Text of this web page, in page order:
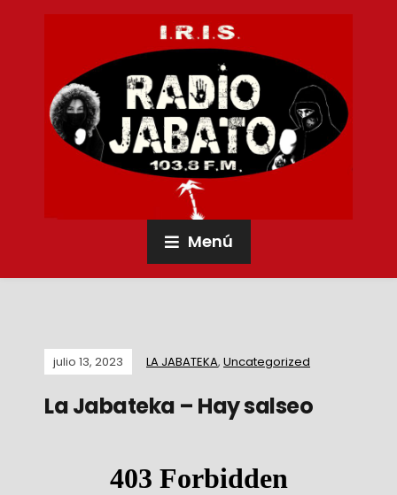
Menú
julio 13, 2023 LA JABATEKA, Uncategorized
La Jabateka – Hay salseo